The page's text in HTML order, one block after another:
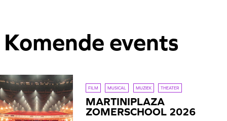
Komende events
FILM MUSICAL MUZIEK THEATER
MARTINIPLAZA
ZOMERSCHOOL 2026